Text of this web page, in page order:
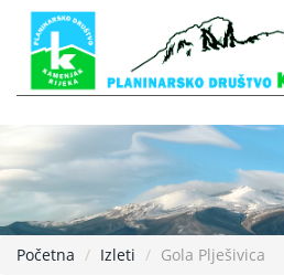
Početna Izleti Gola Plješivica